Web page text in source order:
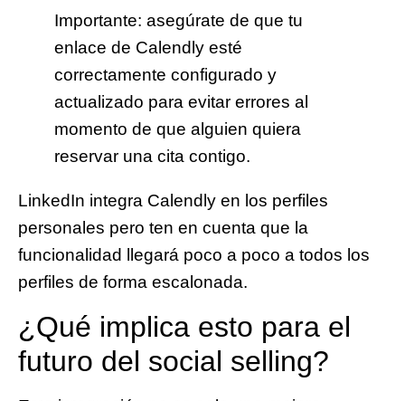
Importante: asegúrate de que tu
enlace de Calendly esté
correctamente configurado y
actualizado para evitar errores al
momento de que alguien quiera
reservar una cita contigo.
LinkedIn integra Calendly en los perfiles
personales pero ten en cuenta que la
funcionalidad llegará poco a poco a todos los
perfiles de forma escalonada.
¿Qué implica esto para el
futuro del social selling?